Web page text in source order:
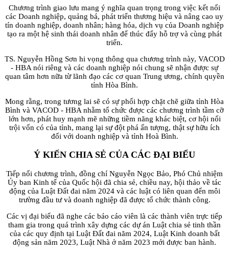
Chương trình giao lưu mang ý nghĩa quan trọng trong việc kết nối
các Doanh nghiệp, quảng bá, phát triển thương hiệu và nâng cao uy
tín doanh nghiệp, doanh nhân; hàng hóa, dịch vụ của Doanh nghiệp
tạo ra một hệ sinh thái doanh nhân để thúc đẩy hỗ trợ và cùng phát
triển.
TS. Nguyễn Hồng Sơn hi vọng thông qua chương trình này, VACOD
- HBA nói riêng và các doanh nghiệp nói chung sẽ nhận được sự
quan tâm hơn nữa từ lãnh đạo các cơ quan Trung ương, chính quyền
tỉnh Hòa Bình.
Mong rằng, trong tương lai sẽ có sự phối hợp chặt chẽ giữa tỉnh Hòa
Bình và VACOD - HBA nhằm tổ chức được các chương trình tầm cỡ
lớn hơn, phát huy mạnh mẽ những tiềm năng khác biệt, cơ hội nổi
trội vốn có của tỉnh, mang lại sự đột phá ấn tượng, thật sự hữu ích
đối với doanh nghiệp và tỉnh Hoà Bình.
Ý KIẾN CHIA SẺ CỦA CÁC ĐẠI BIỂU
Tiếp nối chương trình, đồng chí Nguyễn Ngọc Bảo, Phó Chủ nhiệm
Ủy ban Kinh tế của Quốc hội đã chia sẻ, chiều nay, hội thảo về tác
động của Luật Đất đai năm 2024 và các luật có liên quan đến môi
trường đầu tư và doanh nghiệp đã được tổ chức thành công.
Các vị đại biểu đã nghe các báo cáo viên là các thành viên trực tiếp
tham gia trong quá trình xây dựng các dự án Luật chia sẻ tinh thần
của các quy định tại Luật Đất đai năm 2024, Luật Kinh doanh bất
động sản năm 2023, Luật Nhà ở năm 2023 mới được ban hành.